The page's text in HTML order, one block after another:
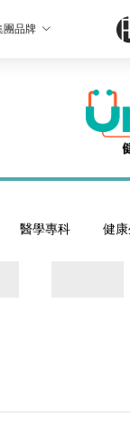
團品牌
醫學專科 健